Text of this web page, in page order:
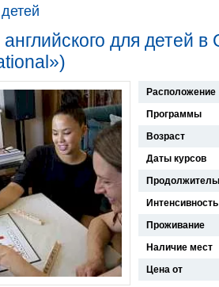
для детей
Расположение
Программы
Возраст
Даты курсов
Интенсивность
Проживание
Наличие мест
Цена от